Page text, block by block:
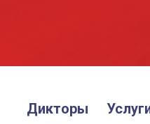
Дикторы